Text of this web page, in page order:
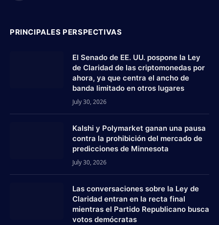
PRINCIPALES PERSPECTIVAS
El Senado de EE. UU. pospone la Ley
de Claridad de las criptomonedas por
ahora, ya que centra el ancho de
banda limitado en otros lugares
July 30, 2026
Kalshi y Polymarket ganan una pausa
contra la prohibición del mercado de
predicciones de Minnesota
July 30, 2026
Las conversaciones sobre la Ley de
Claridad entran en la recta final
mientras el Partido Republicano busca
votos demócratas